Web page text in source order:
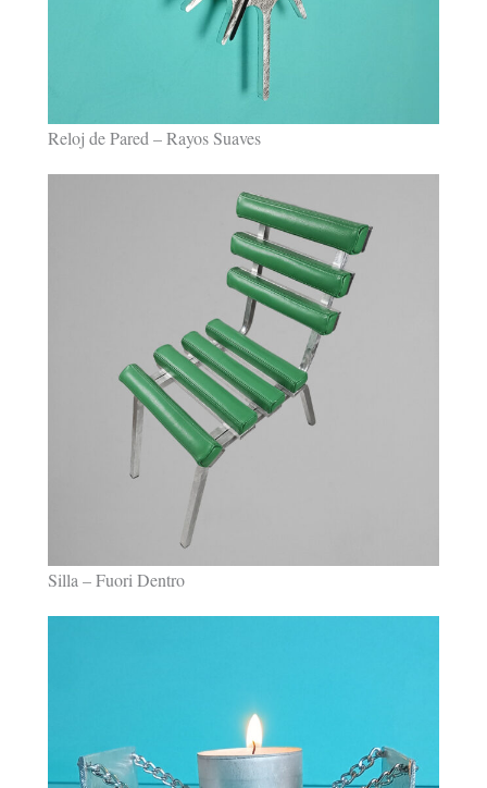
Reloj de Pared – Rayos Suaves
Silla – Fuori Dentro